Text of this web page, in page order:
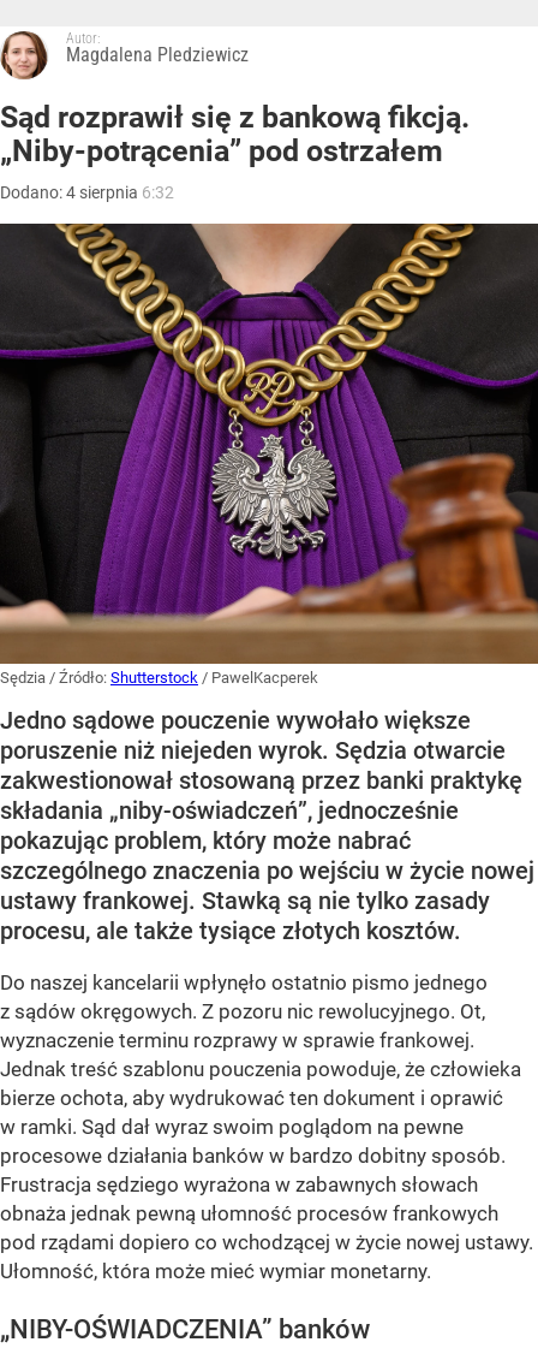
Autor:
Magdalena Pledziewicz
Sąd rozprawił się z bankową fikcją.
„Niby-potrącenia” pod ostrzałem
Dodano:4 sierpnia 6:32
Sędzia / Źródło: Shutterstock / PawelKacperek
Jedno sądowe pouczenie wywołało większe
poruszenie niż niejeden wyrok. Sędzia otwarcie
zakwestionował stosowaną przez banki praktykę
składania „niby-oświadczeń”, jednocześnie
pokazując problem, który może nabrać
szczególnego znaczenia po wejściu w życie nowej
ustawy frankowej. Stawką są nie tylko zasady
procesu, ale także tysiące złotych kosztów.
Do naszej kancelarii wpłynęło ostatnio pismo jednego
z sądów okręgowych. Z pozoru nic rewolucyjnego. Ot,
wyznaczenie terminu rozprawy w sprawie frankowej.
Jednak treść szablonu pouczenia powoduje, że człowieka
bierze ochota, aby wydrukować ten dokument i oprawić
w ramki. Sąd dał wyraz swoim poglądom na pewne
procesowe działania banków w bardzo dobitny sposób.
Frustracja sędziego wyrażona w zabawnych słowach
obnaża jednak pewną ułomność procesów frankowych
pod rządami dopiero co wchodzącej w życie nowej ustawy.
Ułomność, która może mieć wymiar monetarny.
„NIBY-OŚWIADCZENIA” banków